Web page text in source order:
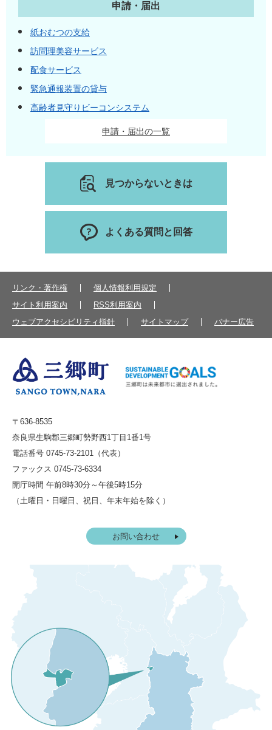
申請・届出
紙おむつの支給
訪問理美容サービス
配食サービス
緊急通報装置の貸与
高齢者見守りビーコンシステム
申請・届出の一覧
見つからないときは
よくある質問と回答
リンク・著作権
個人情報利用規定
サイト利用案内
RSS利用案内
ウェブアクセシビリティ指針
サイトマップ バナー広告
〒636-8535
奈良県生駒郡三郷町勢野西1丁目1番1号
電話番号 0745-73-2101（代表）
ファックス 0745-73-6334
開庁時間 午前8時30分～午後5時15分
（土曜日・日曜日、祝日、年末年始を除く）
お問い合わせ